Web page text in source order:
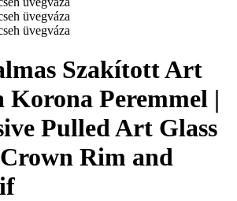
Szakított Art
Korona Peremmel |
Pulled Art Glass
Rim and